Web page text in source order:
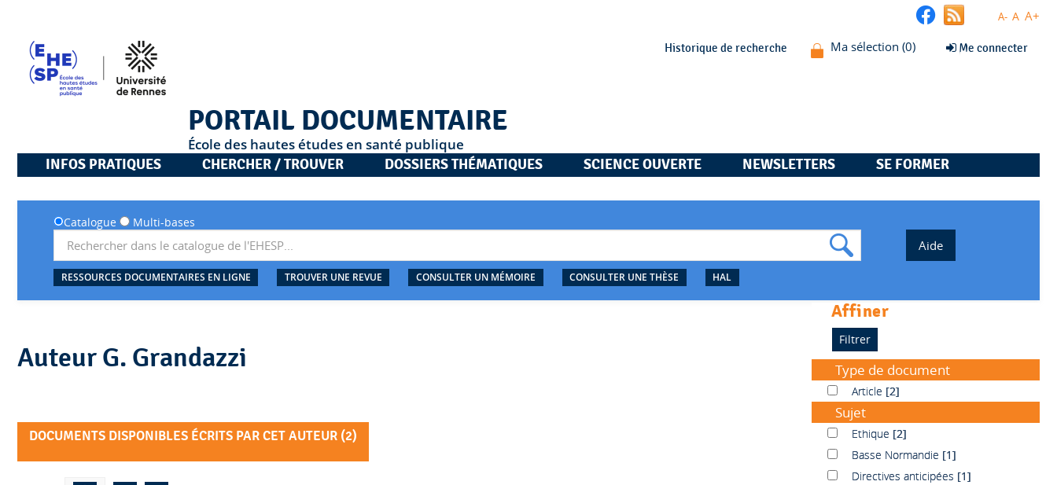
A- A A+
Historique de recherche Me connecter
PORTAIL DOCUMENTAIRE
École des hautes études en santé publique
INFOS PRATIQUES
CHERCHER / TROUVER DOSSIERS THÉMATIQUES SCIENCE OUVERTE NEWSLETTERS SE FORMER
Catalogue Multi-bases
RESSOURCES DOCUMENTAIRES EN LIGNE TROUVER UNE REVUE CONSULTER UN MÉMOIRE CONSULTER UNE THÈSE HAL
Auteur G. Grandazzi
DOCUMENTS DISPONIBLES ÉCRITS PAR CET AUTEUR (2)
affiner
Type de document
ArticleArticle [2]
Sujet
EthiqueEthique [2]
Basse Normandie
Basse Normandie [1]
Directives anticipées
Directives anticipées [1]